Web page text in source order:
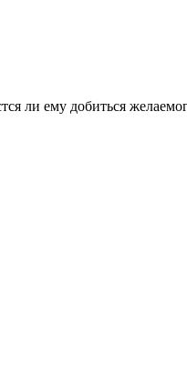
ли ему добиться